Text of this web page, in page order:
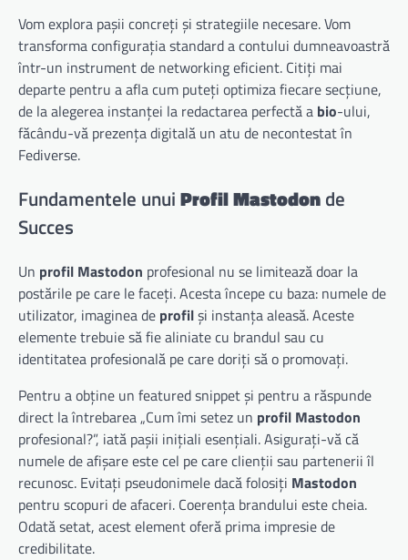
Vom explora pașii concreți și strategiile necesare. Vom
transforma configurația standard a contului dumneavoastră
într-un instrument de networking eficient. Citiți mai
departe pentru a afla cum puteți optimiza fiecare secțiune,
de la alegerea instanței la redactarea perfectă a bio-ului,
făcându-vă prezența digitală un atu de necontestat în
Fediverse.
Fundamentele unuiProfil Mastodonde
Succes
Un profil Mastodon profesional nu se limitează doar la
postările pe care le faceți. Acesta începe cu baza: numele de
utilizator, imaginea de profilși instanța aleasă. Aceste
elemente trebuie să fie aliniate cu brandul sau cu
identitatea profesională pe care doriți să o promovați.
Pentru a obține un featured snippet și pentru a răspunde
direct la întrebarea „Cum îmi setez un profil Mastodon
profesional?”, iată pașii inițiali esențiali. Asigurați-vă că
numele de afișare este cel pe care clienții sau partenerii îl
recunosc. Evitați pseudonimele dacă folosiți Mastodon
pentru scopuri de afaceri. Coerența brandului este cheia.
Odată setat, acest element oferă prima impresie de
credibilitate.